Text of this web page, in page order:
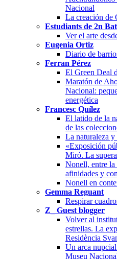
Nacional
La creación de
Estudiants de 2n
Ver el arte
Eugenia Ortiz
Diario de
Ferran Pérez
El Green Deal
Maratón de
Nacional:
energética
Francesc Quílez
El latido de la
de las
La naturaleza y
«Exposición
Miró. La
Nonell, entre
afinidades y
Nonell en
Gemma Reguant
Respirar
Z_ Guest blogger
Volver al
estrellas. La
Residència
Un arca
Museu